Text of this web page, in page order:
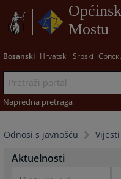
Mostu
Bosanski Hrvatski Srpski
Napredna pretraga
Odnosi s javnošću Vijesti
Aktuelnosti